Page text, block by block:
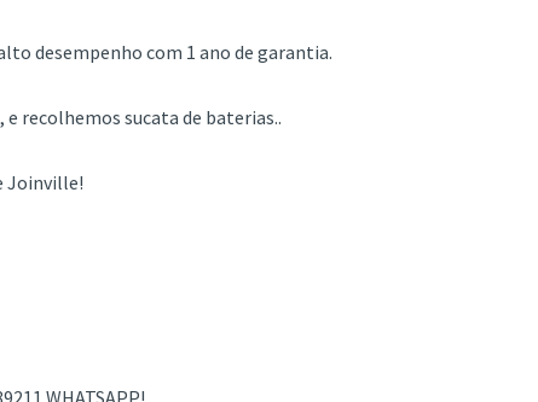
desempenho com 1 ano de garantia.
e recolhemos sucata de baterias..
Joinville!
WHATSAPP!